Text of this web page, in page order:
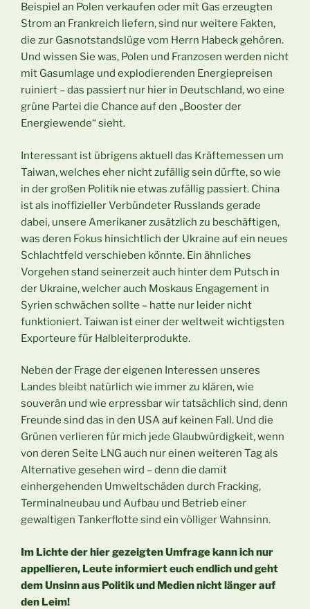
Beispiel an Polen verkaufen oder mit Gas erzeugten
Strom an Frankreich liefern, sind nur weitere Fakten,
die zur Gasnotstandslüge vom Herrn Habeck gehören.
Und wissen Sie was, Polen und Franzosen werden nicht
mit Gasumlage und explodierenden Energiepreisen
ruiniert – das passiert nur hier in Deutschland, wo eine
grüne Partei die Chance auf den „Booster der
Energiewende“ sieht.
Interessant ist übrigens aktuell das Kräftemessen um
Taiwan, welches eher nicht zufällig sein dürfte, so wie
in der großen Politik nie etwas zufällig passiert. China
ist als inoffizieller Verbündeter Russlands gerade
dabei, unsere Amerikaner zusätzlich zu beschäftigen,
was deren Fokus hinsichtlich der Ukraine auf ein neues
Schlachtfeld verschieben könnte. Ein ähnliches
Vorgehen stand seinerzeit auch hinter dem Putsch in
der Ukraine, welcher auch Moskaus Engagement in
Syrien schwächen sollte – hatte nur leider nicht
funktioniert. Taiwan ist einer der weltweit wichtigsten
Exporteure für Halbleiterprodukte.
Neben der Frage der eigenen Interessen unseres
Landes bleibt natürlich wie immer zu klären, wie
souverän und wie erpressbar wir tatsächlich sind, denn
Freunde sind das in den USA auf keinen Fall. Und die
Grünen verlieren für mich jede Glaubwürdigkeit, wenn
von deren Seite LNG auch nur einen weiteren Tag als
Alternative gesehen wird – denn die damit
einhergehenden Umweltschäden durch Fracking,
Terminalneubau und Aufbau und Betrieb einer
gewaltigen Tankerflotte sind ein völliger Wahnsinn.
Im Lichte der hier gezeigten Umfrage kann ich nur
appellieren, Leute informiert euch endlich und geht
dem Unsinn aus Politik und Medien nicht länger auf
den Leim!